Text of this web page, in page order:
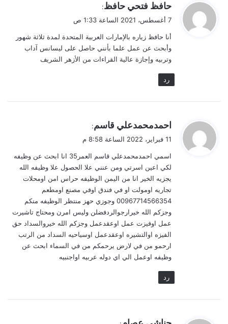
ي
ق
ل
حافظ فتحي حافظ:
7 أغسطس، 2021 الساعة 1:33 ص
أنا حافظ زياره بالإمارات العربية المتحدة لمدة ثلاثة شهور
وأبحث عن عمل علما بأنني حاصل على ليسانس آداب
وتربيه وإجازة عالية القراءات من الأزهر الشريف
رد
ي
ق
ل
احمدمحمدعلي قاسم:
11 فبراير، 2022 الساعة 8:58 م
اسمي احمدمحمدعلي قاسم العمر35 انا ابحث عن وظيفه
لكي اعين اسرتي ومن عنني علا الحصول علا وظيفه الله
يجزيه الخير انا من اليمن الوظيفه حراس امن اومحلات
تجاريه اومولت او في فندق اوفي مصنع اومطعم
00967714566354 وجوزي حهز منتظر الوظيفه منكم
وجزكم الله خيرارجوالردفضلن وليس امرن ومحتاج تاشيرت
عمل اوفيزت عمل اوعقدعمل وجزكم الله خيروالسداد حق
الفيزه اوالتشيره اوعقدعمل اوسياحيه السداد من الرتب
ارحمو من في لارض يرحمكم من في السماء ابحث عن
وظيفه اوعمل الي اي دوله عربيه اواجنبيه
رد
ي